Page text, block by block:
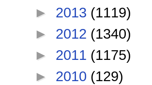
► 2013 (1119)
► 2012 (1340)
► 2011 (1175)
► 2010 (129)